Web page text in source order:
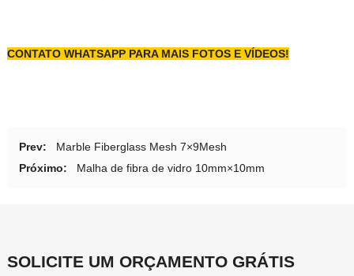
CONTATOWHATSAPP PARA MAIS FOTOS E VÍDEOS!
Prev:
Marble Fiberglass Mesh 7×9Mesh
Próximo:
Malha de fibra de vidro 10mm×10mm
SOLICITE UM ORÇAMENTO GRÁTIS